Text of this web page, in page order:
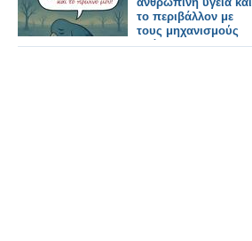
το περιβάλλον με
τους μηχανισμούς
δράσης τους και